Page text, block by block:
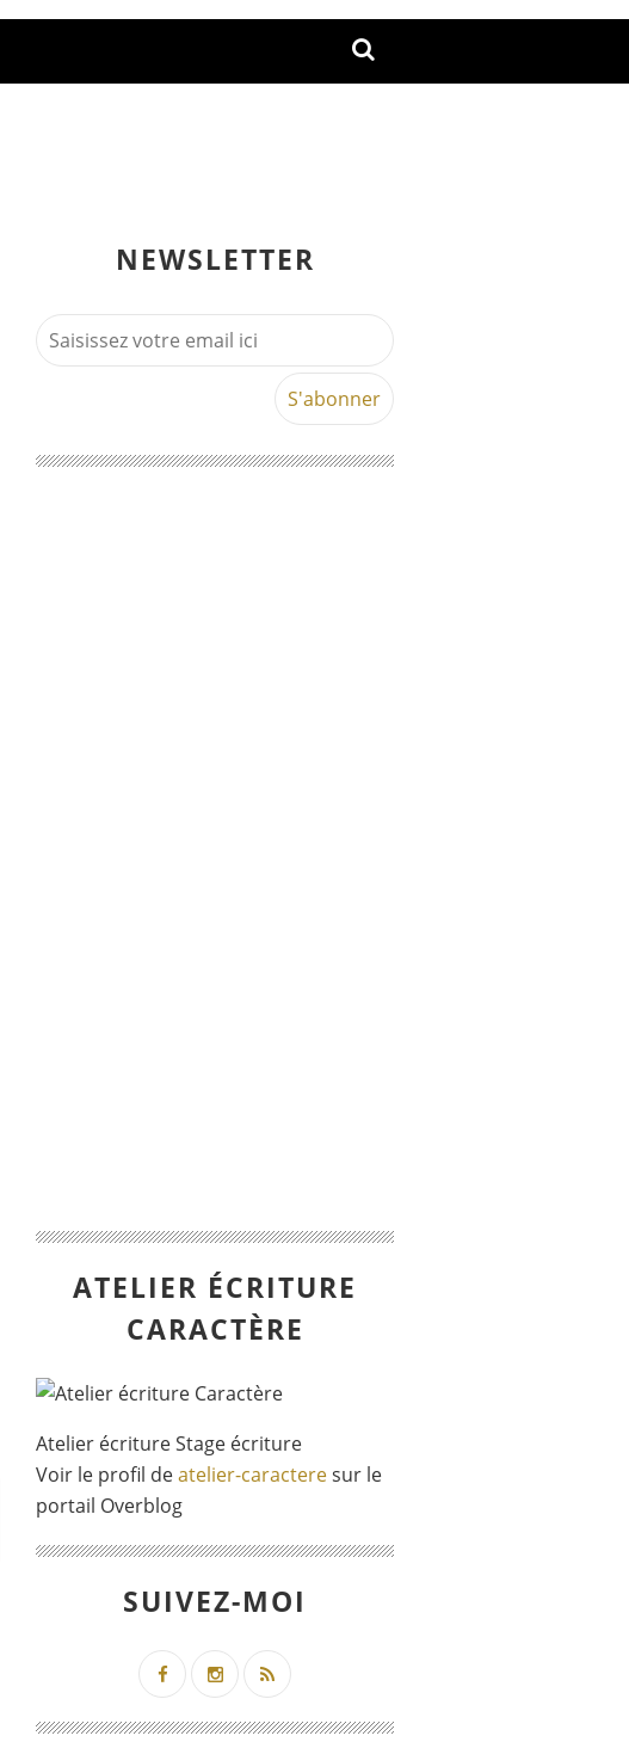
NEWSLETTER
ATELIER ÉCRITURE
CARACTÈRE
Atelier écriture Stage écriture
Voir le profil deatelier-caracteresur le
portail Overblog
SUIVEZ-MOI